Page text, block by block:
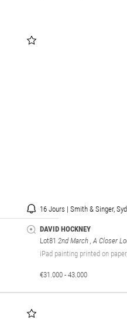
16 Jours | Smith & Singer,
DAVID HOCKNEY
Lot81 2nd March , A Closer
iPad painting printed on
€31.000 - 43.000